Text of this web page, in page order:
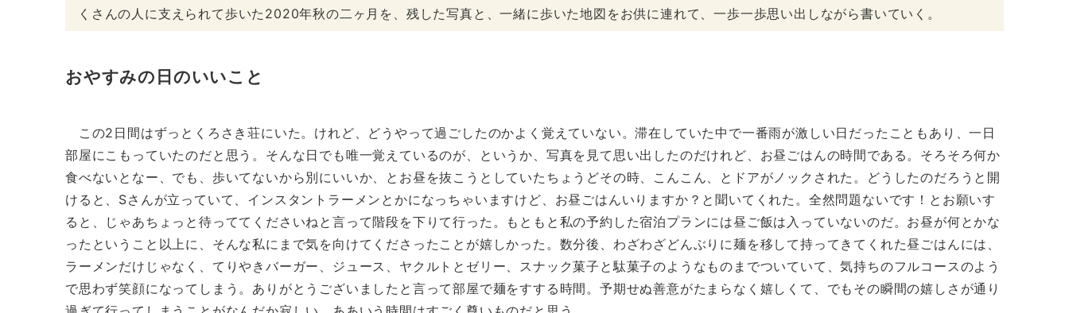
くさんの人に支えられて歩いた2020年秋の二ヶ月を、残した写真と、一緒に歩いた地図をお供に連れて、一歩一歩思い出しながら書いていく。
おやすみの日のいいこと
この2日間はずっとくろさき荘にいた。けれど、どうやって過ごしたのかよく覚えていない。滞在していた中で一番雨が激しい日だったこともあり、一日
部屋にこもっていたのだと思う。そんな日でも唯一覚えているのが、というか、写真を見て思い出したのだけれど、お昼ごはんの時間である。そろそろ何か
食べないとなー、でも、歩いてないから別にいいか、とお昼を抜こうとしていたちょうどその時、こんこん、とドアがノックされた。どうしたのだろうと開
けると、Sさんが立っていて、インスタントラーメンとかになっちゃいますけど、お昼ごはんいりますか？と聞いてくれた。全然問題ないです！とお願いす
ると、じゃあちょっと待っててくださいねと言って階段を下りて行った。もともと私の予約した宿泊プランには昼ご飯は入っていないのだ。お昼が何とかな
ったということ以上に、そんな私にまで気を向けてくださったことが嬉しかった。数分後、わざわざどんぶりに麺を移して持ってきてくれた昼ごはんには、
ラーメンだけじゃなく、てりやきバーガー、ジュース、ヤクルトとゼリー、スナック菓子と駄菓子のようなものまでついていて、気持ちのフルコースのよう
で思わず笑顔になってしまう。ありがとうございましたと言って部屋で麺をすする時間。予期せぬ善意がたまらなく嬉しくて、でもその瞬間の嬉しさが通り